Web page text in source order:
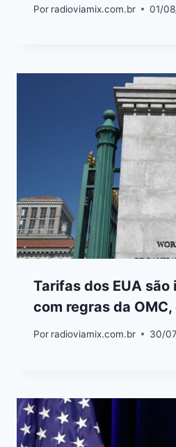
Por radioviamix.com.br 01/
Tarifas dos EUA
com regras da
Por radioviamix.com.br 30/